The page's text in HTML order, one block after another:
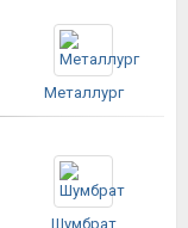
Металлург
Шумбрат